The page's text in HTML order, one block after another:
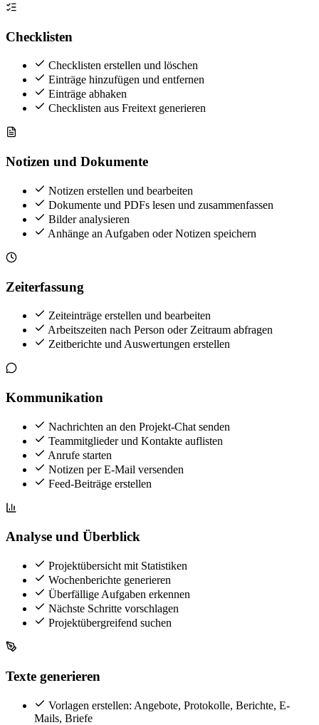
Checklisten
Checklisten erstellen und löschen
Einträge hinzufügen und entfernen
Einträge abhaken
Checklisten aus Freitext generieren
Notizen und Dokumente
Notizen erstellen und bearbeiten
Dokumente und PDFs lesen und zusammenfassen
Bilder analysieren
Anhänge an Aufgaben oder Notizen speichern
Zeiterfassung
Zeiteinträge erstellen und bearbeiten
Arbeitszeiten nach Person oder Zeitraum abfragen
Zeitberichte und Auswertungen erstellen
Kommunikation
Nachrichten an den Projekt-Chat senden
Teammitglieder und Kontakte auflisten
Anrufe starten
Notizen per E-Mail versenden
Feed-Beiträge erstellen
Analyse und Überblick
Projektübersicht mit Statistiken
Wochenberichte generieren
Überfällige Aufgaben erkennen
Nächste Schritte vorschlagen
Projektübergreifend suchen
Texte generieren
Vorlagen erstellen: Angebote, Protokolle, Berichte, E-
Mails, Briefe